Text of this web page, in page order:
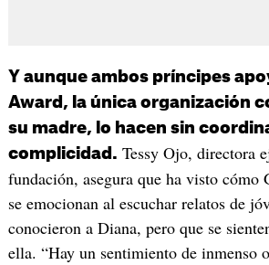
Y aunque ambos príncipes
Award, la única organización
su madre, lo hacen sin
complicidad. Tessy Ojo, directora
fundación, asegura que ha visto
se emocionan al escuchar relatos de
conocieron a Diana, pero que se
ella. “Hay un sentimiento de inmenso